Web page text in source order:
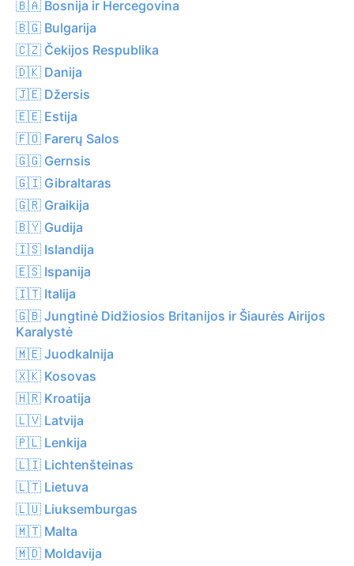
🇧🇦 Bosnija ir Hercegovina
🇧🇬 Bulgarija
🇨🇿 Čekijos Respublika
🇩🇰 Danija
🇯🇪 Džersis
🇪🇪 Estija
🇫🇴 Farerų Salos
🇬🇬 Gernsis
🇬🇮 Gibraltaras
🇬🇷 Graikija
🇧🇾 Gudija
🇮🇸 Islandija
🇪🇸 Ispanija
🇮🇹 Italija
🇬🇧 Jungtinė Didžiosios Britanijos ir Šiaurės Airijos
Karalystė
🇲🇪 Juodkalnija
🇽🇰 Kosovas
🇭🇷 Kroatija
🇱🇻 Latvija
🇵🇱 Lenkija
🇱🇮 Lichtenšteinas
🇱🇹 Lietuva
🇱🇺 Liuksemburgas
🇲🇹 Malta
🇲🇩 Moldavija